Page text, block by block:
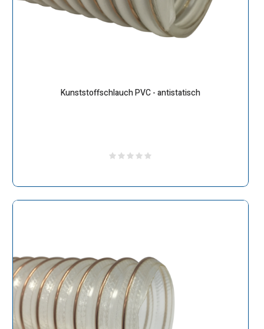
Kunststoffschlauch PVC - antistatisch